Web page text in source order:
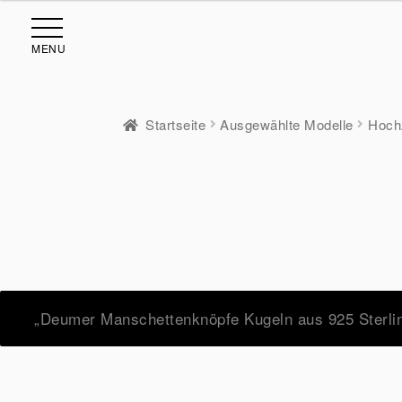
MENU
Startseite Ausgewählte Modelle
„Deumer Manschettenknöpfe Kugeln aus 925